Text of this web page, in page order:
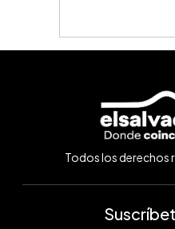
Todos los derechos